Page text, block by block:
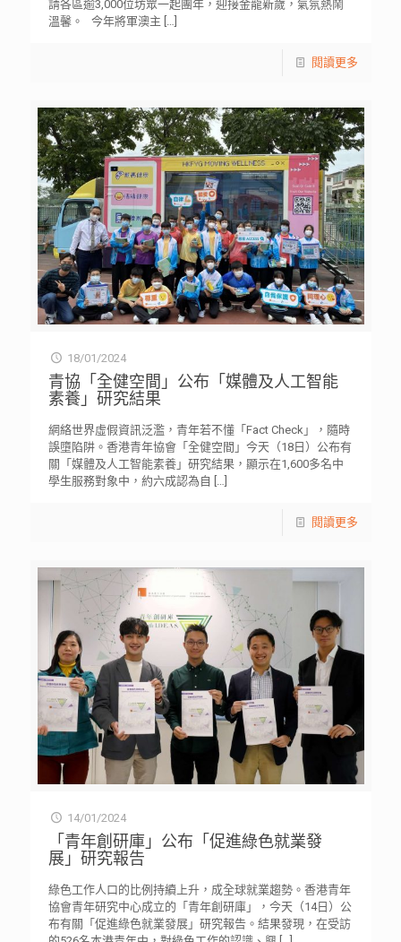
請各區逾3,000位坊眾一起團年，迎接金龍新歲，氣氛熱鬧
溫馨。 今年將軍澳主 […]
閱讀更多
18/01/2024
青協「全健空間」公布「媒體及人工智能
素養」研究結果
網絡世界虛假資訊泛濫，青年若不懂「Fact Check」，隨時
誤墮陷阱。香港青年協會「全健空間」今天（18日）公布有
關「媒體及人工智能素養」研究結果，顯示在1,600多名中
學生服務對象中，約六成認為自 […]
閱讀更多
14/01/2024
「青年創研庫」公布「促進綠色就業發
展」研究報告
綠色工作人口的比例持續上升，成全球就業趨勢。香港青年
協會青年研究中心成立的「青年創研庫」，今天（14日）公
布有關「促進綠色就業發展」研究報告。結果發現，在受訪